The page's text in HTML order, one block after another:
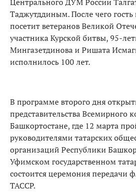
Таджутддиным. После чего гость
посетит ветеранов Великой
участника Курской битвы, 95-
Мингазетдинова и Ришата
исполнилось 100 лет.
В программе второго дня
представительства Всемирного
Башкортостане, где 12 марта
руководителями татарских
организаций Республики
Уфимском государственном
состоится церемония передачи
ТАССР.